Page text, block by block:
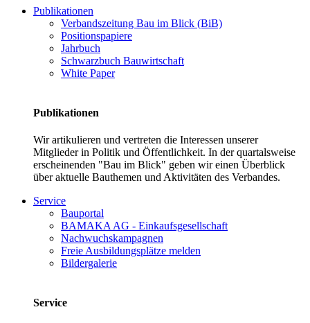
Publikationen
Verbandszeitung Bau im Blick (BiB)
Positionspapiere
Jahrbuch
Schwarzbuch Bauwirtschaft
White Paper
Publikationen
Wir artikulieren und vertreten die Interessen unserer
Mitglieder in Politik und Öffentlichkeit. In der quartalsweise
erscheinenden "Bau im Blick" geben wir einen Überblick
über aktuelle Bauthemen und Aktivitäten des Verbandes.
Service
Bauportal
BAMAKA AG - Einkaufsgesellschaft
Nachwuchskampagnen
Freie Ausbildungsplätze melden
Bildergalerie
Service